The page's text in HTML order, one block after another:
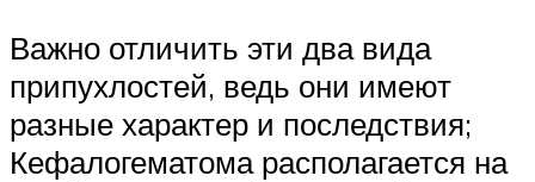
Важно отличить эти два вида
припухлостей, ведь они имеют
разные характер и последствия;
Кефалогематома располагается на